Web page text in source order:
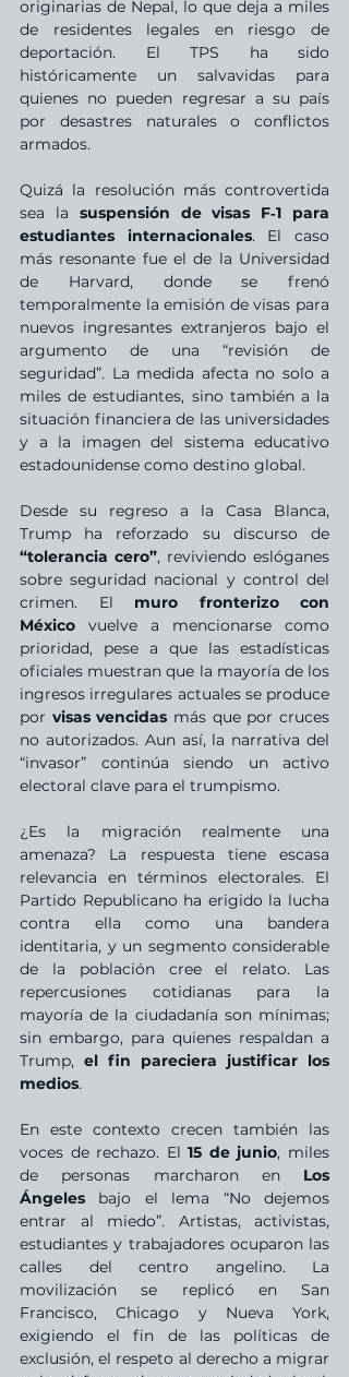
originarias de Nepal, lo que deja a miles
de residentes legales en riesgo de
deportación. El TPS ha sido
históricamente un salvavidas para
quienes no pueden regresar a su país
por desastres naturales o conflictos
armados.
Quizá la resolución más controvertida
sea la suspensión de visas F‑1 para
estudiantes internacionales. El caso
más resonante fue el de la Universidad
de Harvard, donde se frenó
temporalmente la emisión de visas para
nuevos ingresantes extranjeros bajo el
argumento de una “revisión de
seguridad”. La medida afecta no solo a
miles de estudiantes, sino también a la
situación financiera de las universidades
y a la imagen del sistema educativo
estadounidense como destino global.
Desde su regreso a la Casa Blanca,
“tolerancia cero”, reviviendo eslóganes
sobre seguridad nacional y control del
crimen. El muro fronterizo con
México vuelve a mencionarse como
prioridad, pese a que las estadísticas
oficiales muestran que la mayoría de los
ingresos irregulares actuales se produce
por visas vencidas más que por cruces
no autorizados. Aun así, la narrativa del
“invasor” continúa siendo un activo
electoral clave para el trumpismo.
¿Es la migración realmente una
amenaza? La respuesta tiene escasa
relevancia en términos electorales. El
Partido Republicano ha erigido la lucha
contra ella como una bandera
identitaria, y un segmento considerable
de la población cree el relato. Las
repercusiones cotidianas para la
mayoría de la ciudadanía son mínimas;
sin embargo, para quienes respaldan a
Trump, el fin pareciera justificar los
medios.
En este contexto crecen también las
voces de rechazo. El 15 de junio, miles
de personas marcharon en Los
Ángeles bajo el lema “No dejemos
entrar al miedo”. Artistas, activistas,
estudiantes y trabajadores ocuparon las
calles del centro angelino. La
movilización se replicó en San
Francisco, Chicago y Nueva York,
exigiendo el fin de las políticas de
exclusión, el respeto al derecho a migrar